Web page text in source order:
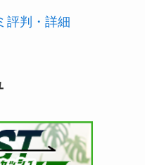
評判・詳細